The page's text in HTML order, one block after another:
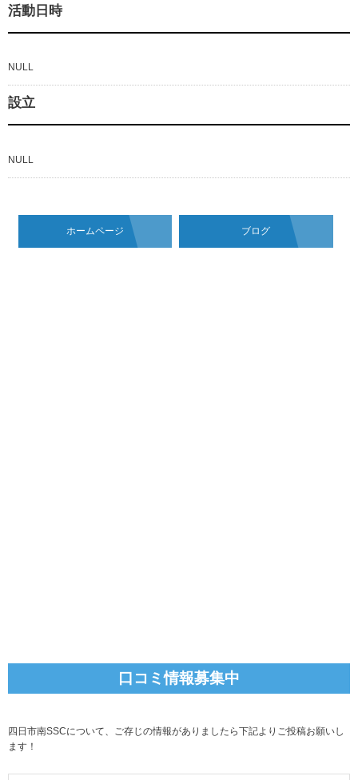
活動日時
NULL
設立
NULL
ホームページ ブログ
口コミ情報募集中
四日市南SSCについて、ご存じの情報がありましたら下記よりご投稿お願いし
ます！